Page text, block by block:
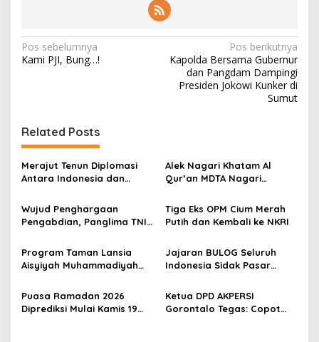
N
a
g
a
s
i
p
o
s
Pos sebelumnya
Kami PJI, Bung…!
Pos berikutnya
Kapolda Bersama Gubernur
dan Pangdam Dampingi
Presiden Jokowi Kunker di
Sumut
Related Posts
Merajut Tenun Diplomasi
Antara Indonesia dan
Alek Nagari Khatam Al
Qur’an MDTA Nagari
Wujud Penghargaan
Pengabdian, Panglima TNI
Ratusan Prajurit dan ASN
TNI
Tiga Eks OPM Cium Merah
Putih dan Kembali ke NKRI
Program Taman Lansia
Aisyiyah Muhammadiyah
Pesantren Lansia
Jajaran BULOG Seluruh
Indonesia Sidak Pasar
Harga Beras dan Minyakita
Stabil Selama Ramadhan
dan Lebaran 2026
Puasa Ramadan 2026
Diprediksi Mulai Kamis 19
Ketua DPD AKPERSI
Gorontalo Tegas: Copot